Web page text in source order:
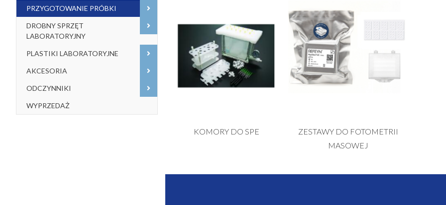
PRZYGOTOWANIE PRÓBKI
DROBNY SPRZĘT
LABORATORYJNY
PLASTIKI LABORATORYJNE
AKCESORIA
ODCZYNNIKI
WYPRZEDAŻ
KOMORY DO SPE
ZESTAWY DO FOTOMETRII
MASOWEJ